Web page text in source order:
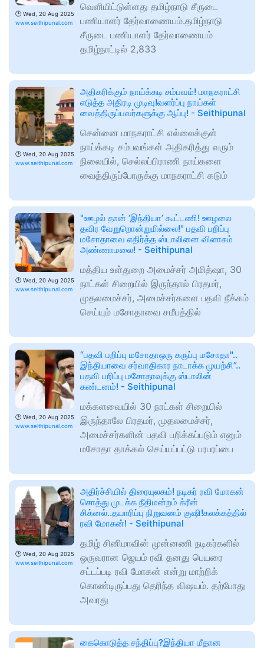
🕑 Wed, 20 Aug 2025
www.seithipunal.com
வெளியிட்டுள்ளது தமிழ்நாடு சீருடை
பணியாளர் தேர்வாணையம்.தமிழ்நாடு
சீருடை பணியாளர் தேர்வாணையம்
தமிழ்நாட்டில் 2,833
🕑 Wed, 20 Aug 2025
www.seithipunal.com
அதிகரிக்கும் நாய்க்கடி சம்பவம்! மாநகராட்சி
எடுத்த அதிரடி முடிவு!வளர்ப்பு நாய்கள்
வைத்திருப்பவர்களுக்கு ஆப்பு! - Seithipunal
சென்னை மாநகராட்சி எல்லைக்குள்
நாய்க்கடி சம்பவங்கள் அதிகரித்து வரும்
நிலையில், செல்லப்பிராணி நாய்களை
வைத்திருப்போருக்கு மாநகராட்சி கடும்
🕑 Wed, 20 Aug 2025
www.seithipunal.com
"ஊழல் தான் ‘இந்தியா’ கூட்டணி! ஊழலை
தவிர வேறுறொன்றுமில்லை!" பதவி பறிப்பு
மசோதாவை எதிர்த்த ஸ்டாலினை விளாசும்
அண்ணாமலை! - Seithipunal
மத்திய உள்துறை அமைச்சர் அமித்ஷா, 30
நாட்கள் சிறையில் இருந்தால் பிரதமர்,
முதலமைச்சர், அமைச்சர்களை பதவி நீக்கம்
செய்யும் மசோதாவை சமீபத்தில்
🕑 Wed, 20 Aug 2025
www.seithipunal.com
“பதவி பறிப்பு மசோதாஒரு கருப்பு மசோதா"..
இந்தியாவை சர்வாதிகார நாடாக்க முயற்சி”..
பதவி பறிப்பு மசோதாவுக்கு ஸ்டாலின்
கண்டனம்! - Seithipunal
மக்களவையில் 30 நாட்கள் சிறையில்
இருந்தாலே பிரதமர், முதலமைச்சர்,
அமைச்சர்களின் பதவி பறிக்கப்படும் எனும்
மசோதா தாக்கல் செய்யப்பட்டு பரபரப்பை
🕑 Wed, 20 Aug 2025
www.seithipunal.com
அதிர்ச்சியில் திரையுலகம்! நடிகர் ரவி மோகன்
சொத்து முடக்க நீதிமன்றம் க்ரீன்
சிக்னல்..தயாரிப்பு நிறுவனம் குஷி!கலக்கத்தில்
ரவி மோகன்! - Seithipunal
தமிழ் சினிமாவின் முன்னணி நடிகர்களில்
ஒருவரான ஜெயம் ரவி தனது பெயரை
சட்டப்படி ரவி மோகன் என்று மாற்றிக்
கொண்டிருப்பது தெரிந்த விஷயம். தற்போது
அவரது
கைகொடுத்த சந்திப்பு?இந்தியா மீதான